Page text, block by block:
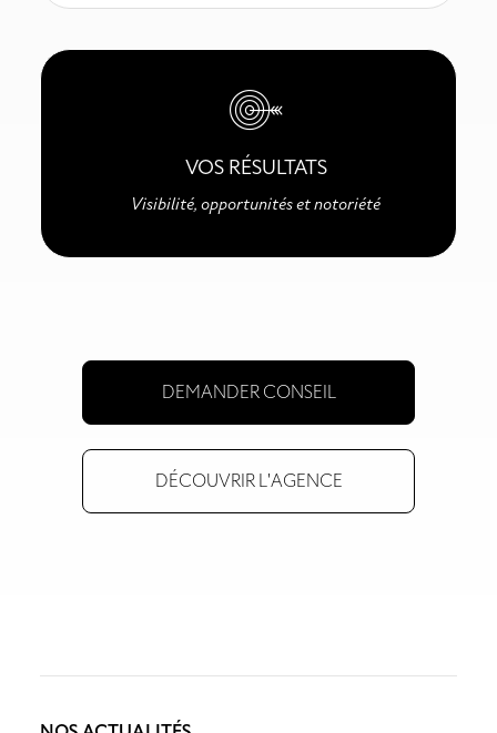
VOS RÉSULTATS
Visibilité, opportunités et notoriété
DEMANDER CONSEIL
DÉCOUVRIR L'AGENCE